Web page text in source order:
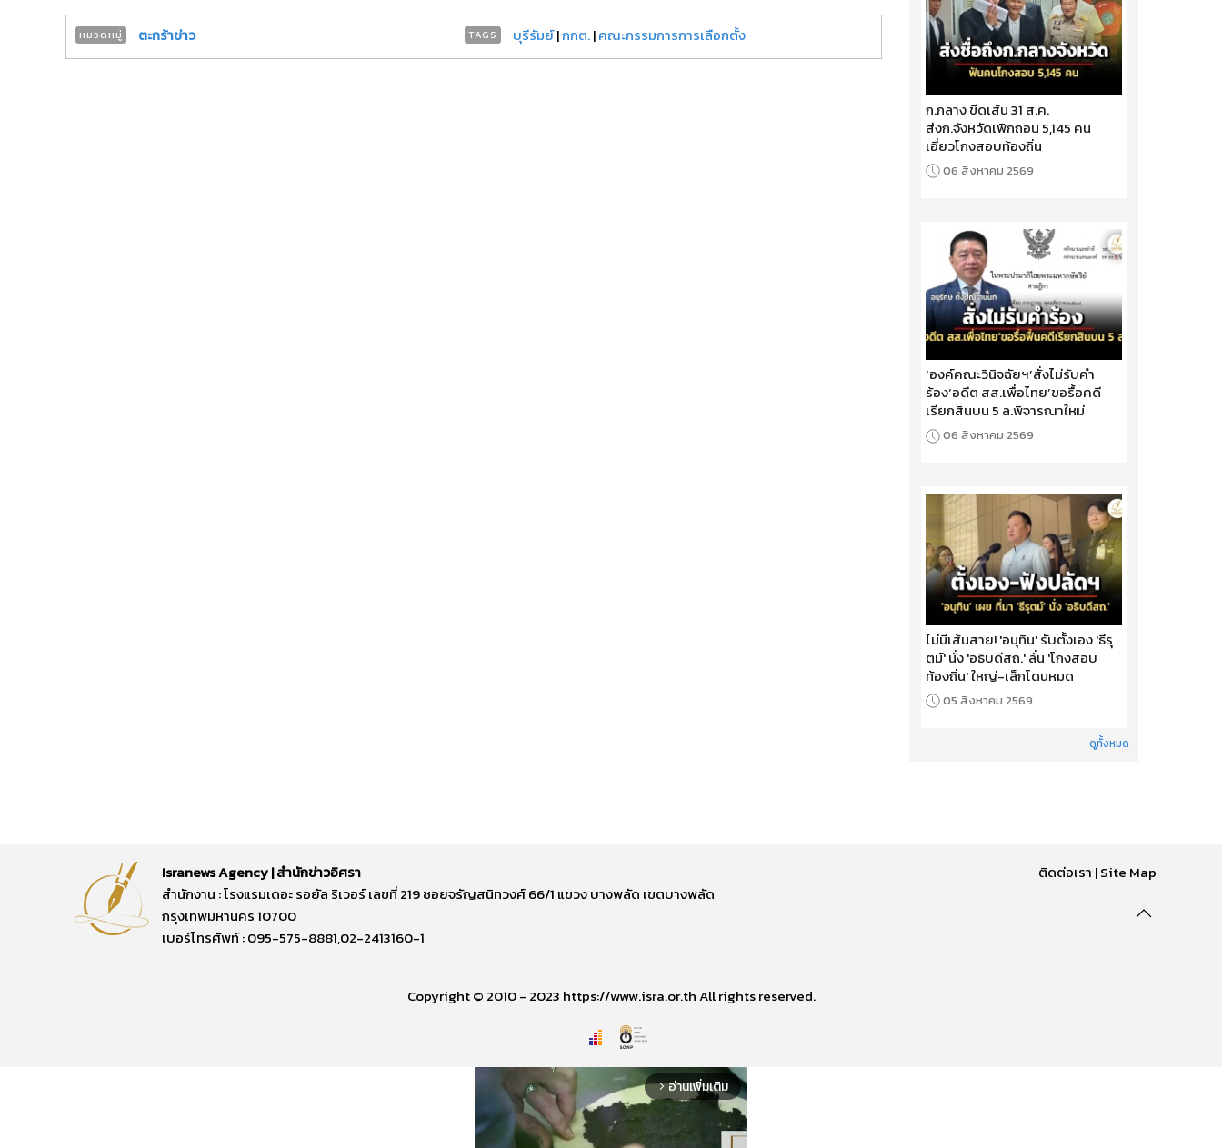
หมวดหมู่ ตะกร้าข่าว TAGS บุรีรัมย์|กกต.|คณะกรรมการการเลือกตั้ง
ก.กลาง ขีดเส้น 31 ส.ค.
ส่งก.จังหวัดเพิกถอน 5,145 คน
เอี่ยวโกงสอบท้องถิ่น
06 สิงหาคม 2569
‘องค์คณะวินิจฉัยฯ’สั่งไม่รับคำ
ร้อง‘อดีต สส.เพื่อไทย’ขอรื้อคดี
เรียกสินบน 5 ล.พิจารณาใหม่
06 สิงหาคม 2569
ไม่มีเส้นสาย! 'อนุทิน' รับตั้งเอง 'ธีรุ
ตม์' นั่ง 'อธิบดีสถ.' ลั่น 'โกงสอบ
ท้องถิ่น' ใหญ่-เล็กโดนหมด
05 สิงหาคม 2569
ดูทั้งหมด
Isranews Agency | สำนักข่าวอิศรา
สำนักงาน : โรงแรมเดอะ รอยัล ริเวอร์ เลขที่ 219 ซอยจรัญสนิทวงศ์ 66/1 แขวง บางพลัด เขตบางพลัด
กรุงเทพมหานคร 10700
เบอร์โทรศัพท์ : 095-575-8881,02-2413160-1
ติดต่อเรา |Site Map
Copyright © 2010 - 2023 https://www.isra.or.th All rights reserved.
arrow_forward_ios อ่านเพิ่มเติม